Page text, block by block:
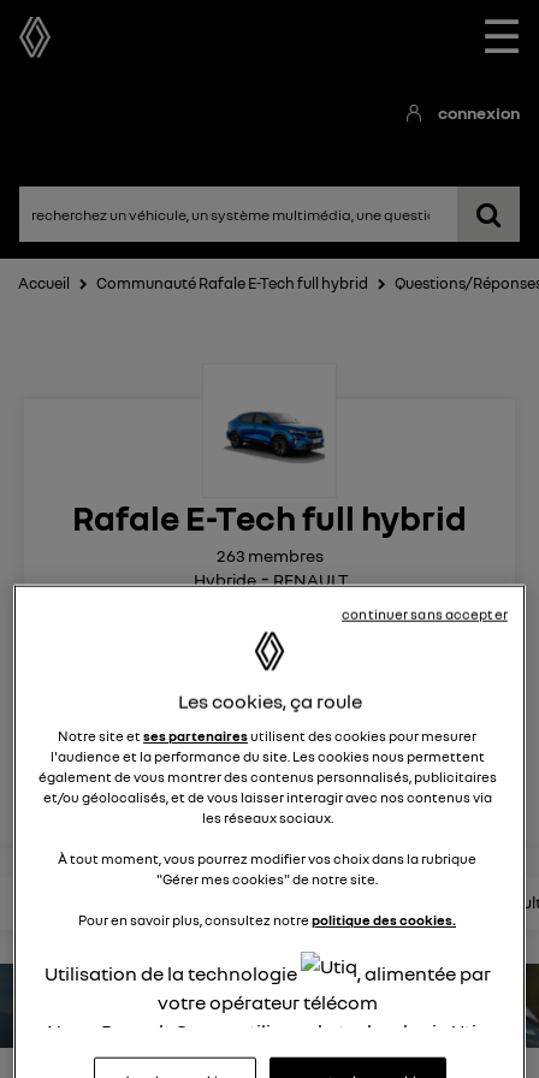
☰
connexion
Accueil Communauté Rafale E-Tech full hybrid Questions/
Rafale E-Tech full hybrid
Hybride RENAULT
263 membres
maîtrisez la route avec Renault Rafale E-Tech full hybrid
posez une question
rejoignez
estimez votre autonomie
Les cookies, ça roule
Notre site etses partenairesutilisent des cookies pour mesurer
l'audience et la performance du site. Les cookies nous permettent
également de vous montrer des contenus personnalisés, publicitaires
et/ou géolocalisés, et de vous laisser interagir avec nos contenus via
les réseaux sociaux.
À tout moment, vous pourrez modifier vos choix dans la rubrique
"Gérer mes cookies" de notre site.
Pour en savoir plus, consultez notrepolitique des cookies.
Utilisation de la technologie
, alimentée par
votre opérateur télécom
Nous, Renault Group, utilisons la technologie Utiq
pour nos activités digitales (telles que décrites
continuer sans accepter